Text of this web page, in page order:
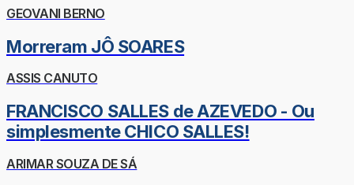
GEOVANI BERNO
Morreram JÔ SOARES
ASSIS CANUTO
FRANCISCO SALLES de AZEVEDO - Ou
simplesmente CHICO SALLES!
ARIMAR SOUZA DE SÁ